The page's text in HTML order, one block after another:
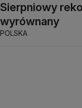
Sierpniowy
wyrównany
POLSKA